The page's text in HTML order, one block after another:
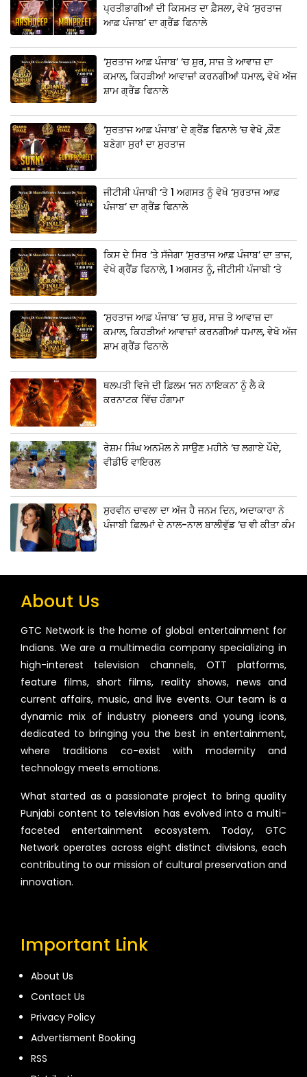
ਪ੍ਰਤੀਭਾਗੀਆਂ ਦੀ ਕਿਸਮਤ ਦਾ ਫ਼ੈਸਲਾ, ਵੇਖੋ ‘ਸੁਰਤਾਜ
ਆਫ਼ ਪੰਜਾਬ’ ਦਾ ਗ੍ਰੈਂਡ ਫਿਨਾਲੇ
‘ਸੁਰਤਾਜ ਆਫ਼ ਪੰਜਾਬ’ ‘ਚ ਸ਼ੁਰ, ਸਾਜ਼ ਤੇ ਆਵਾਜ਼ ਦਾ
ਕਮਾਲ, ਕਿਹੜੀਆਂ ਆਵਾਜ਼ਾਂ ਕਰਨਗੀਆਂ ਧਮਾਲ, ਵੇਖੋ ਅੱਜ
ਸ਼ਾਮ ਗ੍ਰੈਂਡ ਫਿਨਾਲੇ
‘ਸੁਰਤਾਜ ਆਫ਼ ਪੰਜਾਬ’ ਦੇ ਗ੍ਰੈਂਡ ਫਿਨਾਲੇ ‘ਚ ਵੇਖੋ ,ਕੌਣ
ਬਣੇਗਾ ਸੁਰਾਂ ਦਾ ਸੁਰਤਾਜ
ਜੀਟੀਸੀ ਪੰਜਾਬੀ ‘ਤੇ 1 ਅਗਸਤ ਨੂੰ ਵੇਖੋ ‘ਸੁਰਤਾਜ ਆਫ਼
ਪੰਜਾਬ’ ਦਾ ਗ੍ਰੈਂਡ ਫਿਨਾਲੇ
ਕਿਸ ਦੇ ਸਿਰ ‘ਤੇ ਸੱਜੇਗਾ ‘ਸੁਰਤਾਜ ਆਫ਼ ਪੰਜਾਬ’ ਦਾ ਤਾਜ,
ਵੇਖੋ ਗ੍ਰੈਂਡ ਫਿਨਾਲੇ, 1 ਅਗਸਤ ਨੂੰ, ਜੀਟੀਸੀ ਪੰਜਾਬੀ ‘ਤੇ
‘ਸੁਰਤਾਜ ਆਫ਼ ਪੰਜਾਬ’ ‘ਚ ਸ਼ੁਰ, ਸਾਜ਼ ਤੇ ਆਵਾਜ਼ ਦਾ
ਕਮਾਲ, ਕਿਹੜੀਆਂ ਆਵਾਜ਼ਾਂ ਕਰਨਗੀਆਂ ਧਮਾਲ, ਵੇਖੋ ਅੱਜ
ਸ਼ਾਮ ਗ੍ਰੈਂਡ ਫਿਨਾਲੇ
ਥਲਪਤੀ ਵਿਜੇ ਦੀ ਫ਼ਿਲਮ ‘ਜਨ ਨਾਇਕਨ’ ਨੂੰ ਲੈ ਕੇ
ਕਰਨਾਟਕ ਵਿੱਚ ਹੰਗਾਮਾ
ਰੇਸ਼ਮ ਸਿੰਘ ਅਨਮੋਲ ਨੇ ਸਾਉਣ ਮਹੀਨੇ ‘ਚ ਲਗਾਏ ਪੌਦੇ,
ਵੀਡੀਓ ਵਾਇਰਲ
ਸੁਰਵੀਨ ਚਾਵਲਾ ਦਾ ਅੱਜ ਹੈ ਜਨਮ ਦਿਨ, ਅਦਾਕਾਰਾ ਨੇ
ਪੰਜਾਬੀ ਫ਼ਿਲਮਾਂ ਦੇ ਨਾਲ-ਨਾਲ ਬਾਲੀਵੁੱਡ ‘ਚ ਵੀ ਕੀਤਾ ਕੰਮ
About Us
GTC Network is the home of global entertainment for
Indians. We are a multimedia company specializing in
high-interest television channels, OTT platforms,
feature films, short films, reality shows, news and
current affairs, music, and live events. Our team is a
dynamic mix of industry pioneers and young icons,
dedicated to bringing you the best in entertainment,
where traditions co-exist with modernity and
technology meets emotions.
What started as a passionate project to bring quality
Punjabi content to television has evolved into a multi-
faceted entertainment ecosystem. Today, GTC
Network operates across eight distinct divisions, each
contributing to our mission of cultural preservation and
innovation.
Important Link
About Us
Contact Us
Privacy Policy
Advertisment Booking
RSS